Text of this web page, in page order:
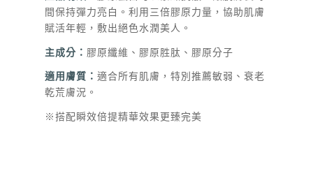
間保持彈力亮白。利用三倍膠原力量，協助肌膚
賦活年輕，敷出絕色水潤美人。
主成分： 膠原纖維、膠原胜肽、膠原分子
適用膚質： 適合所有肌膚，特別推薦敏弱、衰老
乾荒膚況。
※搭配瞬效倍提精華效果更臻完美